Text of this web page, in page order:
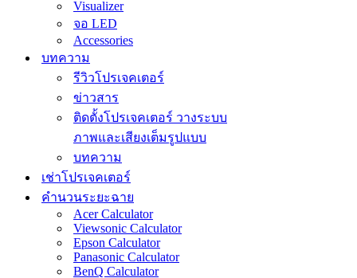
Visualizer
จอ LED
Accessories
บทความ
รีวิวโปรเจคเตอร์
ข่าวสาร
ติดตั้งโปรเจคเตอร์ วางระบบ
ภาพและเสียงเต็มรูปแบบ
บทความ
เช่าโปรเจคเตอร์
คำนวนระยะฉาย
Acer Calculator
Viewsonic Calculator
Epson Calculator
Panasonic Calculator
BenQ Calculator